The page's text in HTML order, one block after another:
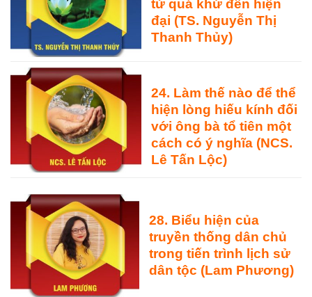
từ quá khứ đến hiện
đại (TS. Nguyễn Thị
Thanh Thủy)
24. Làm thế nào để thể
hiện lòng hiếu kính đối
với ông bà tổ tiên một
cách có ý nghĩa (NCS.
Lê Tấn Lộc)
28. Biểu hiện của
truyền thống dân chủ
trong tiến trình lịch sử
dân tộc (Lam Phương)